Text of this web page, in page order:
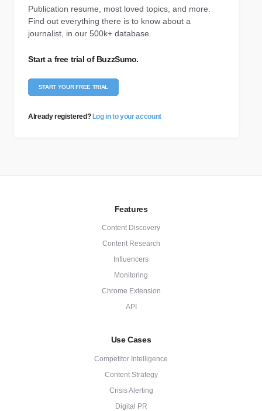
Publication resume, most loved topics, and more.
Find out everything there is to know about a
journalist, in our 500k+ database.
Start a free trial of BuzzSumo.
START YOUR FREE TRIAL
Already registered? Log in to your account
Features
Content Discovery
Content Research
Influencers
Monitoring
Chrome Extension
API
Use Cases
Competitor Intelligence
Content Strategy
Crisis Alerting
Digital PR